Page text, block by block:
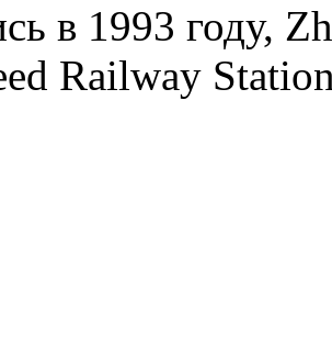
в 1993 году,
Railway